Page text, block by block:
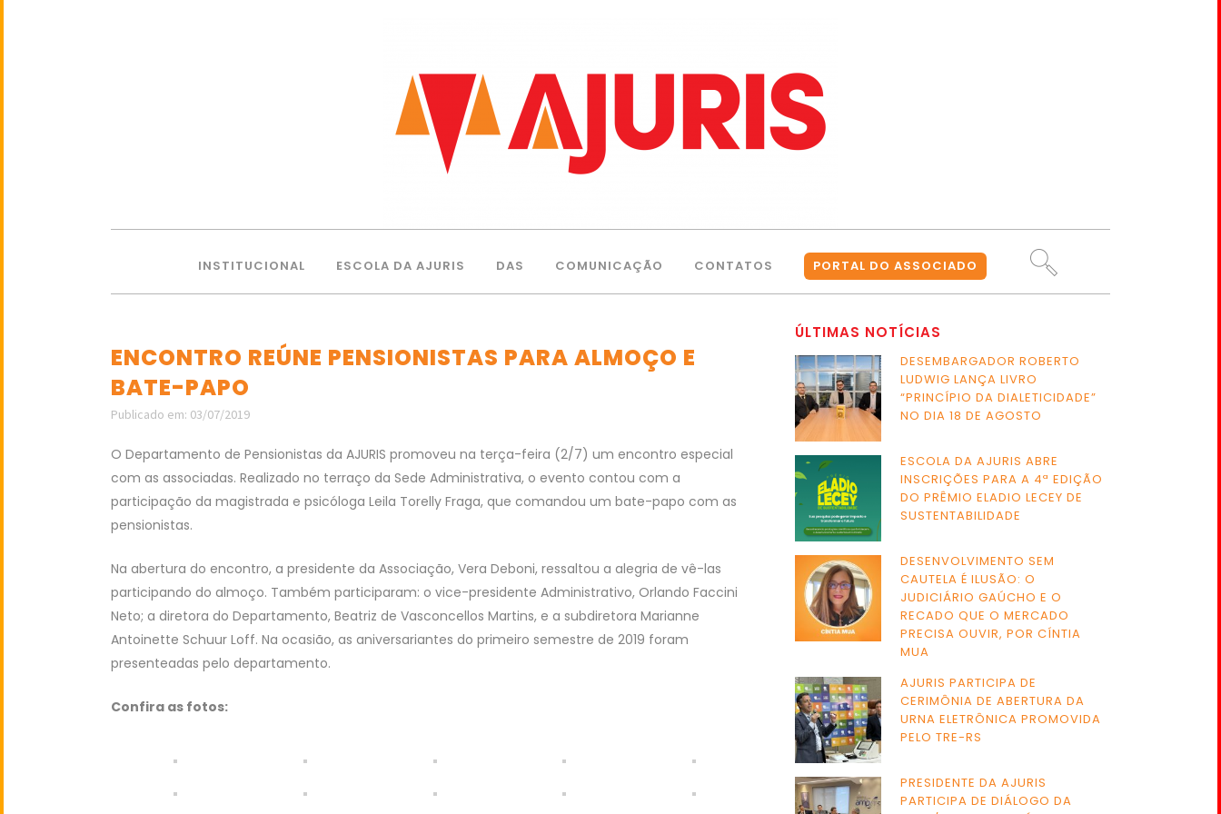
INSTITUCIONAL ESCOLA DA AJURIS DAS COMUNICAÇÃO CONTATOS PORTAL DO ASSOCIADO
ENCONTRO REÚNE PENSIONISTAS PARA ALMOÇO E
BATE-PAPO
Publicado em: 03/07/2019
O Departamento de Pensionistas da AJURIS promoveu na terça-feira (2/7) um encontro especial
com as associadas. Realizado no terraço da Sede Administrativa, o evento contou com a
participação da magistrada e psicóloga Leila Torelly Fraga, que comandou um bate-papo com as
pensionistas.
Na abertura do encontro, a presidente da Associação, Vera Deboni, ressaltou a alegria de vê-las
participando do almoço. Também participaram: o vice-presidente Administrativo, Orlando Faccini
Neto; a diretora do Departamento, Beatriz de Vasconcellos Martins, e a subdiretora Marianne
Antoinette Schuur Loff. Na ocasião, as aniversariantes do primeiro semestre de 2019 foram
presenteadas pelo departamento.
Confira as fotos:
ÚLTIMAS NOTÍCIAS
DESEMBARGADOR ROBERTO
LUDWIG LANÇA LIVRO
“PRINCÍPIO DA DIALETICIDADE”
NO DIA 18 DE AGOSTO
ESCOLA DA AJURIS ABRE
INSCRIÇÕES PARA A 4ª EDIÇÃO
DO PRÊMIO ELADIO LECEY DE
SUSTENTABILIDADE
DESENVOLVIMENTO SEM
CAUTELA É ILUSÃO: O
JUDICIÁRIO GAÚCHO E O
RECADO QUE O MERCADO
PRECISA OUVIR, POR CÍNTIA
MUA
AJURIS PARTICIPA DE
CERIMÔNIA DE ABERTURA DA
URNA ELETRÔNICA PROMOVIDA
PELO TRE-RS
PRESIDENTE DA AJURIS
PARTICIPA DE DIÁLOGO DA